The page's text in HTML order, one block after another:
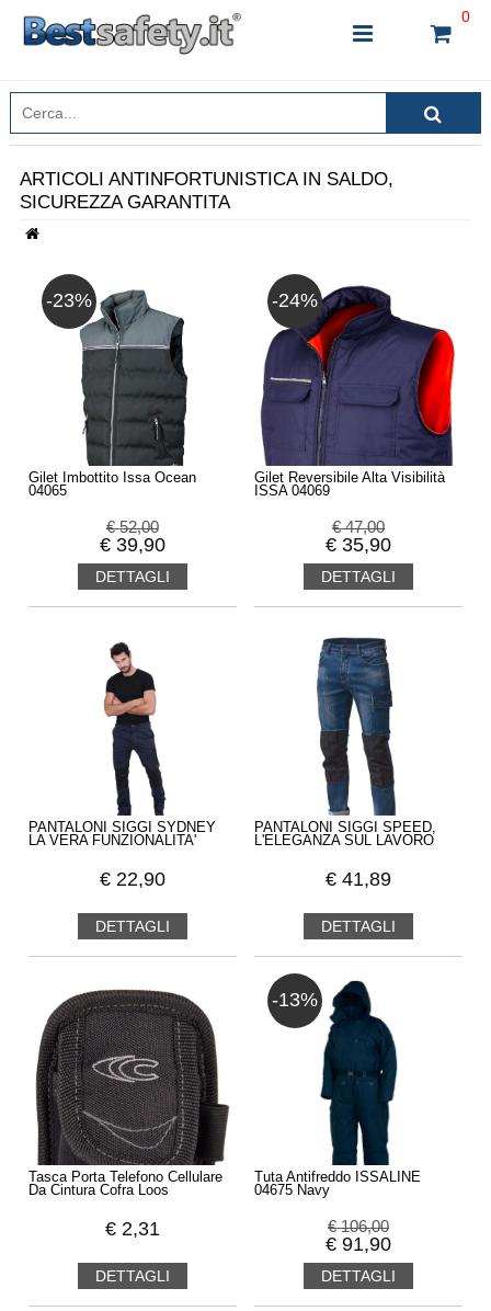
0
CHIUDI RICERCA
ARTICOLI ANTINFORTUNISTICA IN SALDO,
SICUREZZA GARANTITA
Gilet Imbottito Issa Ocean
04065
-23%
€ 52,00
€ 39,90
DETTAGLI
Gilet Reversibile Alta Visibilità
ISSA 04069
-24%
€ 47,00
€ 35,90
DETTAGLI
PANTALONI SIGGI SYDNEY
LA VERA FUNZIONALITA'
€ 22,90
DETTAGLI
PANTALONI SIGGI SPEED,
L'ELEGANZA SUL LAVORO
€ 41,89
DETTAGLI
Tasca Porta Telefono Cellulare
Da Cintura Cofra Loos
€ 2,31
DETTAGLI
Tuta Antifreddo ISSALINE
04675 Navy
-13%
€ 106,00
€ 91,90
DETTAGLI